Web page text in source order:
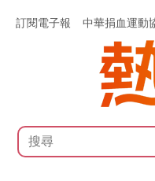
訂閱電子報 中華捐血運動